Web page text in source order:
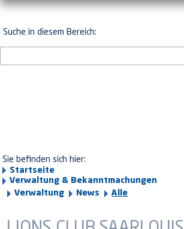
Suche in diesem Bereich:
Sie befinden sich hier:
Startseite
Verwaltung & Bekanntmachungen
Verwaltung
News Alle